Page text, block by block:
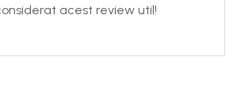
acest review util!